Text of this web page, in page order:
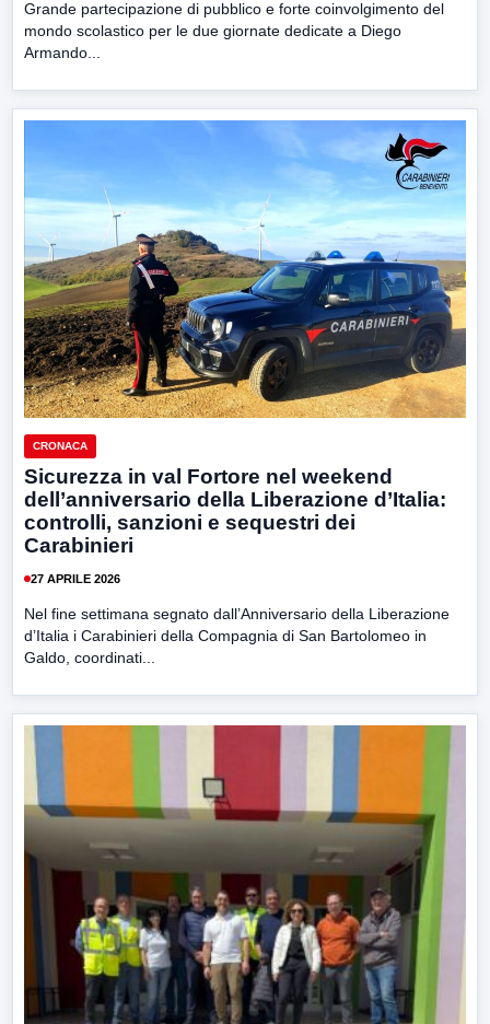
Grande partecipazione di pubblico e forte coinvolgimento del
mondo scolastico per le due giornate dedicate a Diego
Armando...
CRONACA
Sicurezza in val Fortore nel weekend
dell’anniversario della Liberazione d’Italia:
controlli, sanzioni e sequestri dei
Carabinieri
27 APRILE 2026
Nel fine settimana segnato dall’Anniversario della Liberazione
d’Italia i Carabinieri della Compagnia di San Bartolomeo in
Galdo, coordinati...